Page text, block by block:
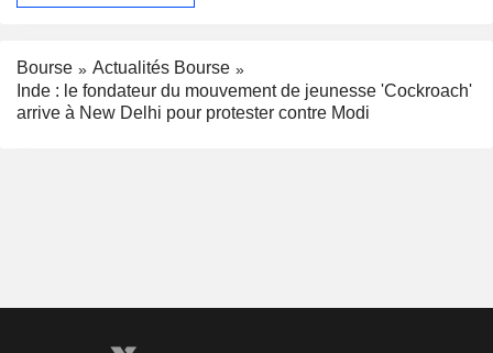
Bourse
Actualités Bourse
Inde : le fondateur du mouvement de jeunesse 'Cockroach'
arrive à New Delhi pour protester contre Modi